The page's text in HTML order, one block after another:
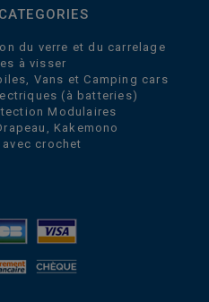
du verre et du carrelage
à visser
Vans et Camping cars
(à batteries)
Modulaires
Kakemono
crochet